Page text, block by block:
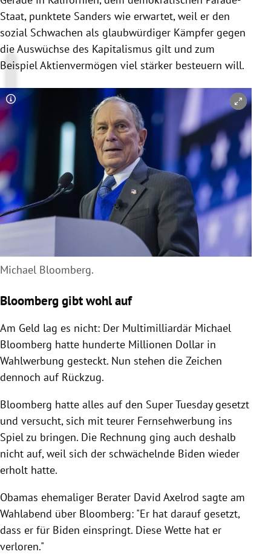
Staat, punktete Sanders wie erwartet, weil er den
sozial Schwachen als glaubwürdiger Kämpfer gegen
die Auswüchse des Kapitalismus gilt und zum
Beispiel Aktienvermögen viel stärker besteuern will.
Copyright-Hinweis öffnen/schließen
Michael Bloomberg.
Bloomberg gibt wohl auf
Am Geld lag es nicht: Der Multimilliardär Michael
Bloomberg hatte hunderte Millionen Dollar in
Wahlwerbung gesteckt. Nun stehen die Zeichen
dennoch auf Rückzug.
Bloomberg hatte alles auf den Super Tuesday gesetzt
und versucht, sich mit teurer Fernsehwerbung ins
Spiel zu bringen. Die Rechnung ging auch deshalb
nicht auf, weil sich der schwächelnde Biden wieder
erholt hatte.
Obamas ehemaliger Berater David Axelrod sagte am
Wahlabend über Bloomberg: "Er hat darauf gesetzt,
dass er für Biden einspringt. Diese Wette hat er
verloren."